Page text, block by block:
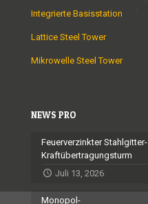
Integrierte Basisstation
Lattice Steel Tower
Mikrowelle Steel Tower
NEWS PRO
Feuerverzinkter Stahlgitter-
Kraftübertragungsturm
Juli 13, 2026
Monopol-